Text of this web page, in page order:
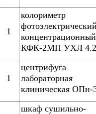
1
колориметр
концентрационный
КФК-2МП УХЛ 4.2
1
центрифуга
лабораторная
клиническая ОПн-
шкаф сушильно-